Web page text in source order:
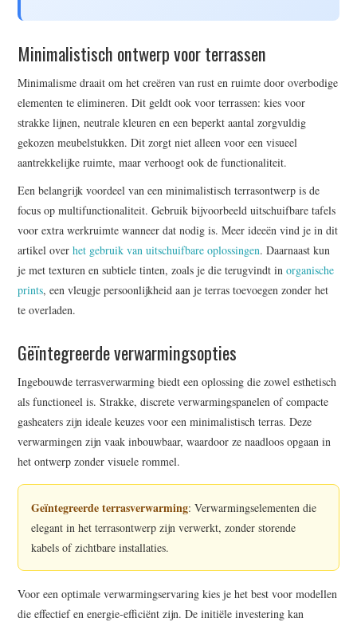
Minimalistisch ontwerp voor terrassen
Minimalisme draait om het creëren van rust en ruimte door overbodige
elementen te elimineren. Dit geldt ook voor terrassen: kies voor
strakke lijnen, neutrale kleuren en een beperkt aantal zorgvuldig
gekozen meubelstukken. Dit zorgt niet alleen voor een visueel
aantrekkelijke ruimte, maar verhoogt ook de functionaliteit.
Een belangrijk voordeel van een minimalistisch terrasontwerp is de
focus op multifunctionaliteit. Gebruik bijvoorbeeld uitschuifbare tafels
voor extra werkruimte wanneer dat nodig is. Meer ideeën vind je in dit
artikel overhet gebruik van uitschuifbare oplossingen. Daarnaast kun
je met texturen en subtiele tinten, zoals je die terugvindt inorganische
prints, een vleugje persoonlijkheid aan je terras toevoegen zonder het
te overladen.
Gëïntegreerde verwarmingsopties
Ingebouwde terrasverwarming biedt een oplossing die zowel esthetisch
als functioneel is. Strakke, discrete verwarmingspanelen of compacte
gasheaters zijn ideale keuzes voor een minimalistisch terras. Deze
verwarmingen zijn vaak inbouwbaar, waardoor ze naadloos opgaan in
het ontwerp zonder visuele rommel.
Geïntegreerde terrasverwarming: Verwarmingselementen die
elegant in het terrasontwerp zijn verwerkt, zonder storende
kabels of zichtbare installaties.
Voor een optimale verwarmingservaring kies je het best voor modellen
die effectief en energie-efficiënt zijn. De initiële investering kan